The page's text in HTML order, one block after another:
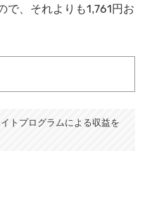
、それよりも1,761円お
トプログラムによる収益を